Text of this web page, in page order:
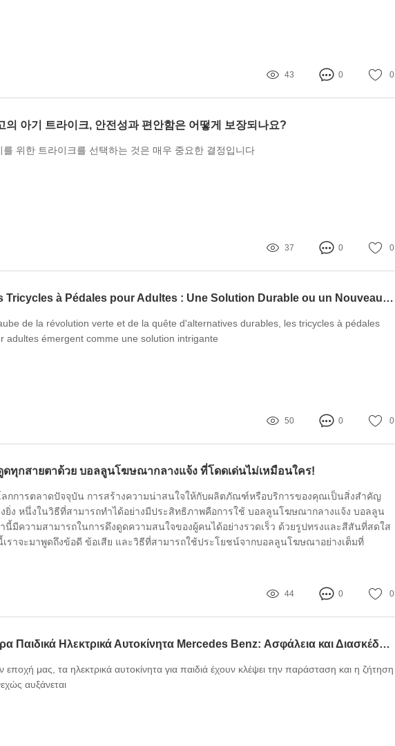
43 0 0
의 아기 트라이크, 안전성과 편안함은 어떻게 보장되나요?
를 위한 트라이크를 선택하는 것은 매우 중요한 결정입니다
37 0 0
Les Tricycles à Pédales pour Adultes : Une Solution Durable ou un Nouveau Fardeau pour nos Chaînes de Transport ?
de la révolution verte et de la quête d'alternatives durables, les tricycles à pédales
adultes émergent comme une solution intrigante
50 0 0
ดทุกสายตาด้วย บอลลูนโฆษณากลางแจ้ง ที่โดดเด่นไม่เหมือนใคร!
ลกการตลาดปัจจุบัน การสร้างความน่าสนใจให้กับผลิตภัณฑ์หรือบริการของคุณเป็นสิ่งสำคัญ
งยิ่ง หนึ่งในวิธีที่สามารถทำได้อย่างมีประสิทธิภาพคือการใช้ บอลลูนโฆษณากลางแจ้ง บอลลูน
านี้มีความสามารถในการดึงดูดความสนใจของผู้คนได้อย่างรวดเร็ว ด้วยรูปทรงและสีสันที่สดใส
เราจะมาพูดถึงข้อดี ข้อเสีย และวิธีที่สามารถใช้ประโยชน์จากบอลลูนโฆษณาอย่างเต็มที่
44 0 0
Κάρα Παιδικά Ηλεκτρικά Αυτοκίνητα Mercedes Benz: Ασφάλεια και Διασκέδαση με την Brand ChiSure
εποχή μας, τα ηλεκτρικά αυτοκίνητα για παιδιά έχουν κλέψει την παράσταση και η ζήτηση
αυξάνεται